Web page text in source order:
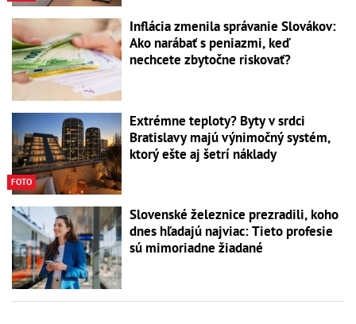
Inflácia zmenila správanie Slovákov:
Ako narábať s peniazmi, keď
nechcete zbytočne riskovať?
FOTO
Extrémne teploty? Byty v srdci
Bratislavy majú výnimočný systém,
ktorý ešte aj šetrí náklady
Slovenské železnice prezradili, koho
dnes hľadajú najviac: Tieto profesie
sú mimoriadne žiadané